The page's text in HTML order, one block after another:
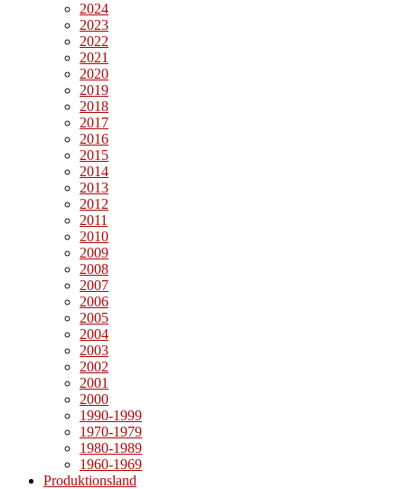
2024
2023
2022
2021
2020
2019
2018
2017
2016
2015
2014
2013
2012
2011
2010
2009
2008
2007
2006
2005
2004
2003
2002
2001
2000
1990-1999
1970-1979
1980-1989
1960-1969
Produktionsland